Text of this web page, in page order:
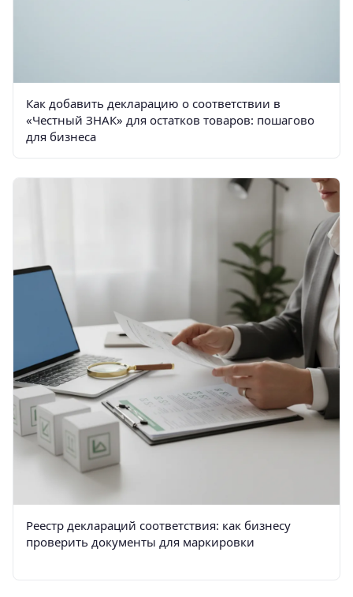
Как добавить декларацию о соответствии в
«Честный ЗНАК» для остатков товаров: пошагово
для бизнеса
Реестр деклараций соответствия: как бизнесу
проверить документы для маркировки